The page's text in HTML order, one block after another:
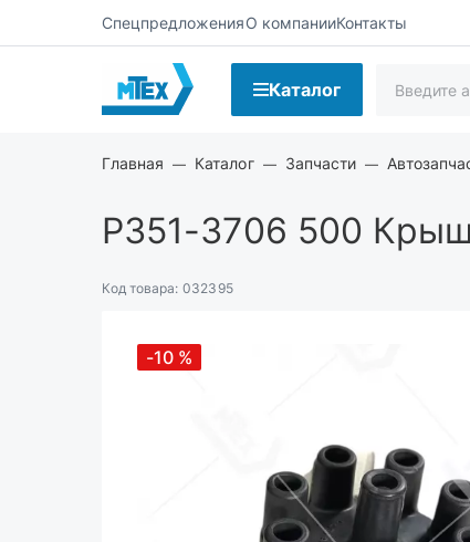
СпецпредложенияО компанииКонтакты
Каталог
Главная Каталог Запчасти
Р351-3706 500
Код товара: 032395
-10 %